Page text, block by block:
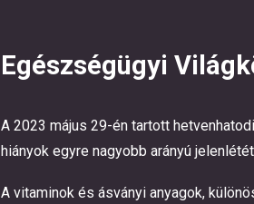
Egészségügyi
A 2023 május 29-én tartott
hiányok egyre nagyobb arányú
A vitaminok és ásványi anyagok,